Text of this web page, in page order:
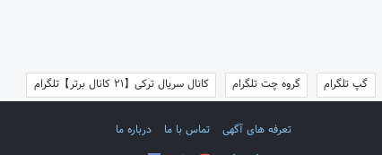
گپ تلگرام گروه چت تلگرام کانال سریال ترکی【21 کانال برتر】تلگرام
تعرفه های آگهی تماس با ما درباره ما